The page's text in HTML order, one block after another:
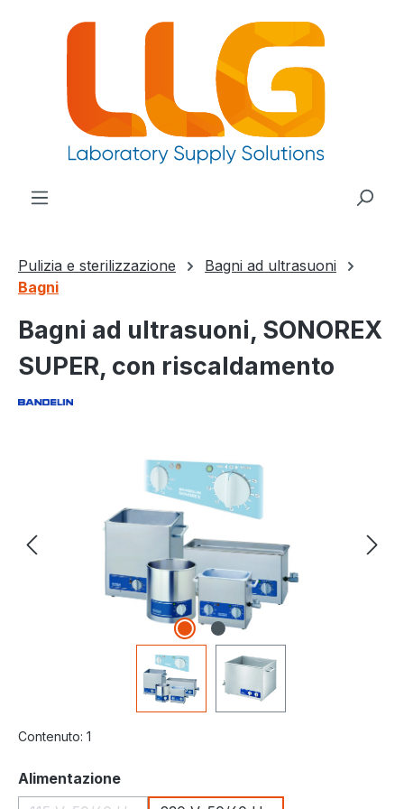
principale
Pulizia e sterilizzazione
Bagni ad ultrasuoni
Bagni
Bagni ad ultrasuoni, SONOREX
SUPER, con riscaldamento
Contenuto: 1
Seleziona
Alimentazione